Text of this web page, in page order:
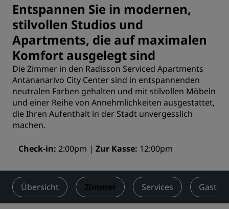
Entspannen Sie in modernen,
stilvollen Studios und
Apartments, die auf maximalen
Komfort ausgelegt sind
Die Zimmer in den Radisson Serviced Apartments
Antananarivo City Center sind in entspannenden
neutralen Farben gehalten und mit stilvollen Möbeln
und einer Reihe von Annehmlichkeiten ausgestattet,
die Ihren Aufenthalt in der Stadt unvergesslich
machen.
Check-in 2:00pm Zur Kasse 12:00pm
Übersicht Zimmer Services